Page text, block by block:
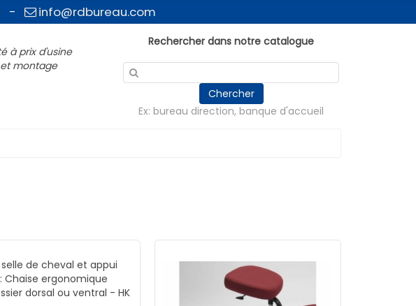
- info@rdbureau.com
à prix d'usine
montage
Rechercher dans notre catalogue
Chercher
Ex: bureau direction, banque d'accueil